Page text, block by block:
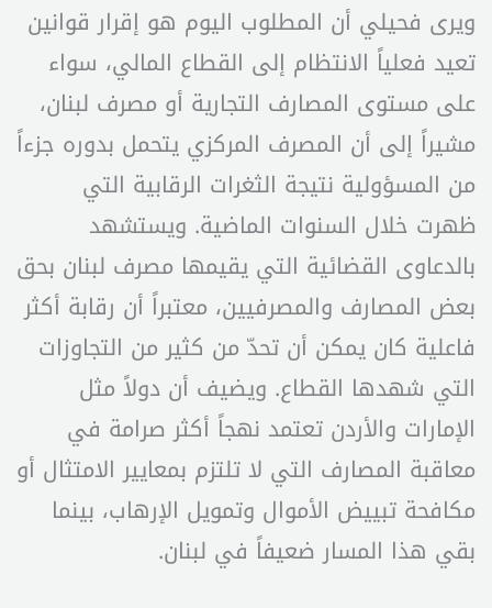
ويرى فحيلي أن المطلوب اليوم هو إقرار قوانين
تعيد فعلياً الانتظام إلى القطاع المالي، سواء
على مستوى المصارف التجارية أو مصرف لبنان،
مشيراً إلى أن المصرف المركزي يتحمل بدوره جزءاً
من المسؤولية نتيجة الثغرات الرقابية التي
ظهرت خلال السنوات الماضية. ويستشهد
بالدعاوى القضائية التي يقيمها مصرف لبنان بحق
بعض المصارف والمصرفيين، معتبراً أن رقابة أكثر
فاعلية كان يمكن أن تحدّ من كثير من التجاوزات
التي شهدها القطاع. ويضيف أن دولاً مثل
الإمارات والأردن تعتمد نهجاً أكثر صرامة في
معاقبة المصارف التي لا تلتزم بمعايير الامتثال أو
مكافحة تبييض الأموال وتمويل الإرهاب، بينما
بقي هذا المسار ضعيفاً في لبنان.